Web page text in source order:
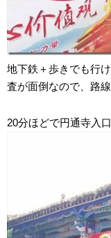
地下鉄＋歩きでも行
査が面倒なので、路
20分ほどで円通寺入口